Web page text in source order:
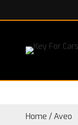
Home /Aveo